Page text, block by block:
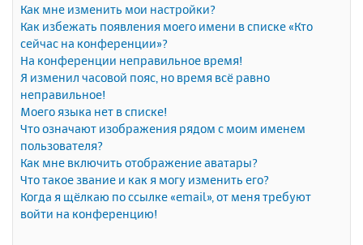
Как мне изменить мои настройки?
Как избежать появления моего имени в списке «Кто
сейчас на конференции»?
На конференции неправильное время!
Я изменил часовой пояс, но время всё равно
неправильное!
Моего языка нет в списке!
Что означают изображения рядом с моим именем
пользователя?
Как мне включить отображение аватары?
Что такое звание и как я могу изменить его?
Когда я щёлкаю по ссылке «email», от меня требуют
войти на конференцию!